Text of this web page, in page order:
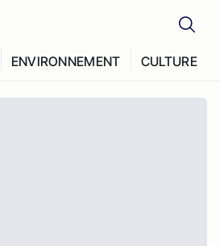
ENVIRONNEMENT CULTURE